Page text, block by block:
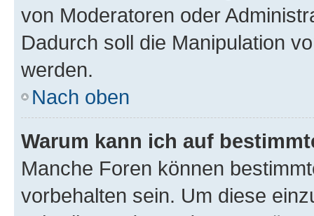
von Moderatoren oder
Dadurch soll die Manipulation
werden.
Nach oben
Warum kann ich auf
Manche Foren können
vorbehalten sein. Um diese